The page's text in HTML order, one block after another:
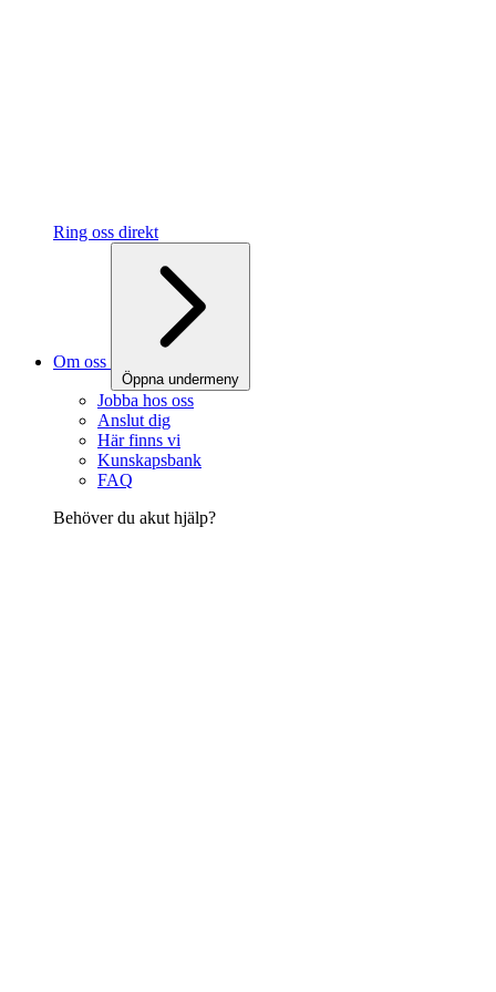
Ring oss direkt
Om oss
Öppna undermeny
Jobba hos oss
Anslut dig
Här finns vi
Kunskapsbank
FAQ
Behöver du akut hjälp?